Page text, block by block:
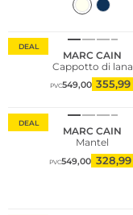
DEAL
MARC CAIN
Cappotto di lana
PVC549,00 355,99
DEAL
MARC CAIN
Mantel
PVC549,00 328,99